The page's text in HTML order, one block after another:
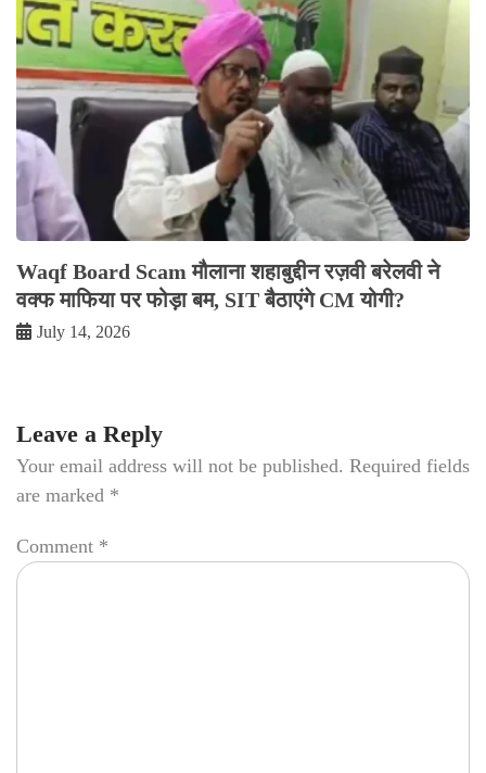
Waqf Board Scam मौलाना शहाबुद्दीन रज़वी बरेलवी ने
वक्फ माफिया पर फोड़ा बम, SIT बैठाएंगे CM योगी?
July 14, 2026
Leave a Reply
Your email address will not be published. Required fields
are marked *
Comment *